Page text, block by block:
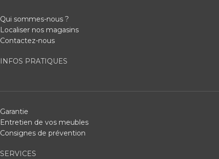
Qui sommes-nous ?
Localiser nos magasins
Contactez-nous
INFOS PRATIQUES
Garantie
Entretien de vos meubles
Consignes de prévention
SERVICES